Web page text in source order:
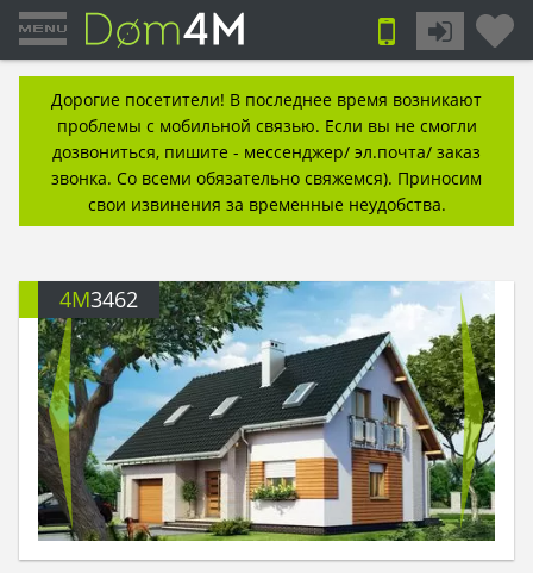
Дорогие посетители! В последнее время возникают
проблемы с мобильной связью. Если вы не смогли
дозвониться, пишите - мессенджер/ эл.почта/ заказ
звонка. Со всеми обязательно свяжемся). Приносим
свои извинения за временные неудобства.
4M3462